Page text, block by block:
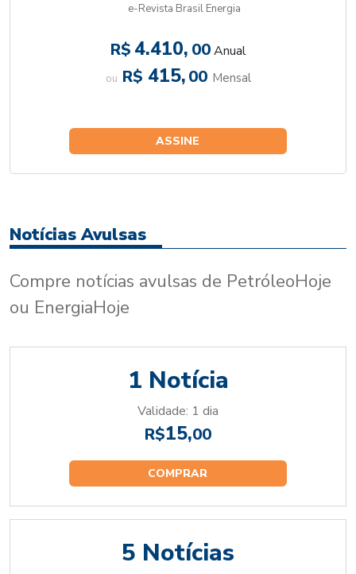
e-Revista Brasil Energia
R$ 4.410, 00 Anual
ou R$ 415,00 Mensal
ASSINE
Notícias Avulsas
Compre notícias avulsas de PetróleoHoje
ou EnergiaHoje
1 Notícia
Validade: 1 dia
R$15,00
COMPRAR
5 Notícias